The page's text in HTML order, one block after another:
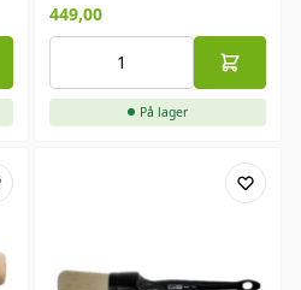
449,00
På lager